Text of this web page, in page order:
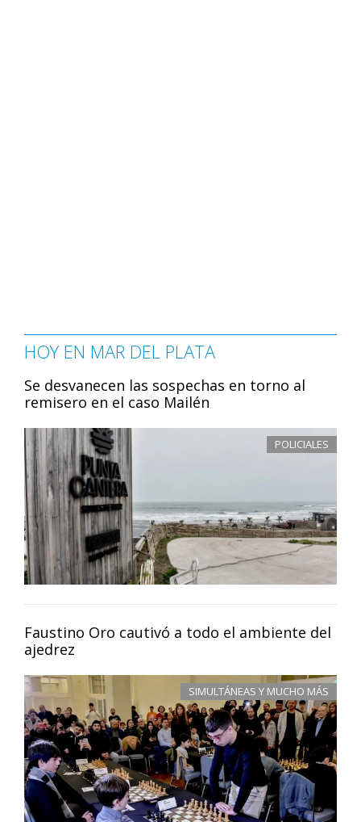
HOY EN MAR DEL PLATA
Se desvanecen las sospechas en torno al
remisero en el caso Mailén
POLICIALES
Faustino Oro cautivó a todo el ambiente del
ajedrez
SIMULTÁNEAS Y MUCHO MÁS